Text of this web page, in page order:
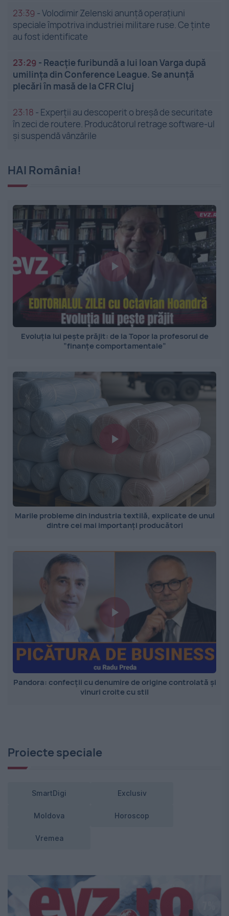
23:39 -Volodimir Zelenski anunță operațiuni
speciale împotriva industriei militare ruse. Ce ținte
au fost identificate
23:29 - Reacție furibundă a lui Ioan Varga după
umilința din Conference League. Se anunță
plecări în masă de la CFR Cluj
23:18 - Experții au descoperit o breșă de securitate
în zeci de routere. Producătorul retrage software-ul
și suspendă vânzările
HAI România!
Evoluția lui pește prăjit: de la Topor la profesorul de
”finanțe comportamentale”
Marile probleme din industria textilă, explicate de unul
dintre cei mai importanți producători
Pandora: confecții cu denumire de origine controlată și
vinuri croite cu stil
Proiecte speciale
SmartDigi Exclusiv
Moldova Horoscop
Vremea